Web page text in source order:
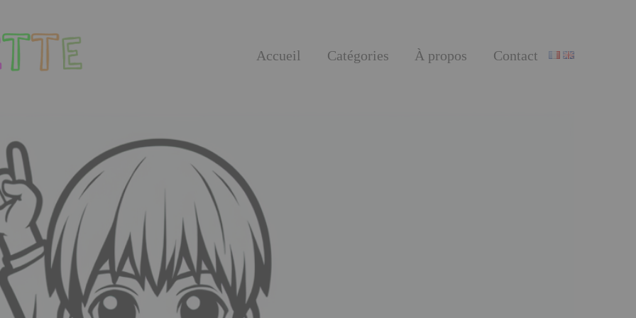
Accueil Catégories À propos Contact